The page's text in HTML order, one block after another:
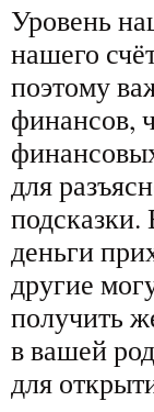
Уровень
нашего
поэтому
финансов,
для
деньги
другие
получить
в вашей
для